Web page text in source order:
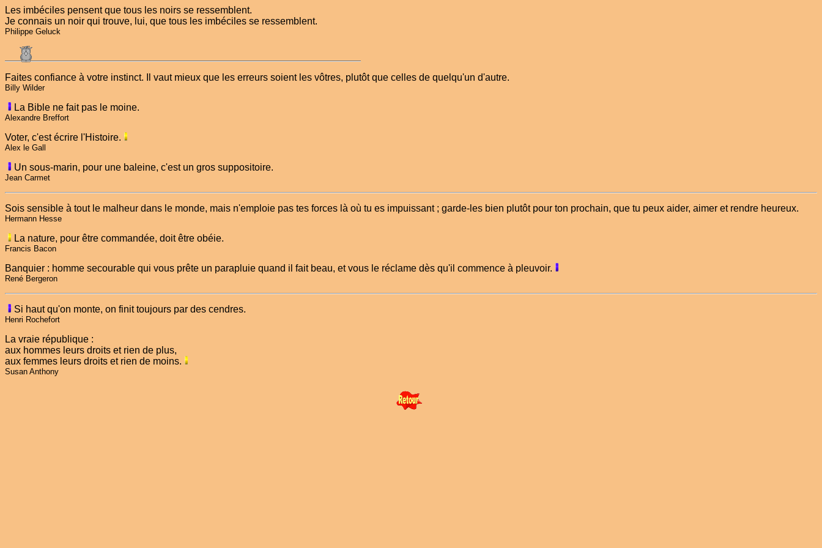
Les imbéciles pensent que tous les noirs se ressemblent.
Je connais un noir qui trouve, lui, que tous les imbéciles se ressemblent.
Philippe Geluck
Faites confiance à votre instinct. Il vaut mieux que les erreurs soient les vôtres, plutôt que celles de quelqu'un d'autre.
Billy Wilder
La Bible ne fait pas le moine.
Alexandre Breffort
Voter, c'est écrire l'Histoire.
Alex le Gall
Un sous-marin, pour une baleine, c'est un gros suppositoire.
Jean Carmet
Sois sensible à tout le malheur dans le monde, mais n'emploie pas tes forces là où tu es impuissant ; garde-les bien plutôt pour ton prochain, que tu peux aider, aimer et rendre heureux.
Hermann Hesse
La nature, pour être commandée, doit être obéie.
Francis Bacon
Banquier : homme secourable qui vous prête un parapluie quand il fait beau, et vous le réclame dès qu'il commence à pleuvoir.
René Bergeron
Si haut qu'on monte, on finit toujours par des cendres.
Henri Rochefort
La vraie république :
aux hommes leurs droits et rien de plus,
aux femmes leurs droits et rien de moins.
Susan Anthony